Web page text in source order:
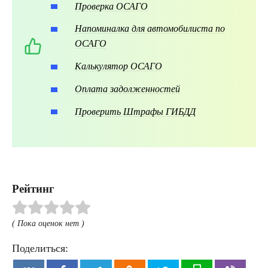
Проверка ОСАГО
Напоминалка для автомобилиста по
ОСАГО
Калькулятор ОСАГО
Оплата задолженностей
Проверить Штрафы ГИБДД
Рейтинг
( Пока оценок нет )
Поделиться: